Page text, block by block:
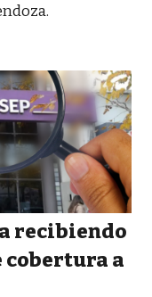
recibiendo
cobertura a